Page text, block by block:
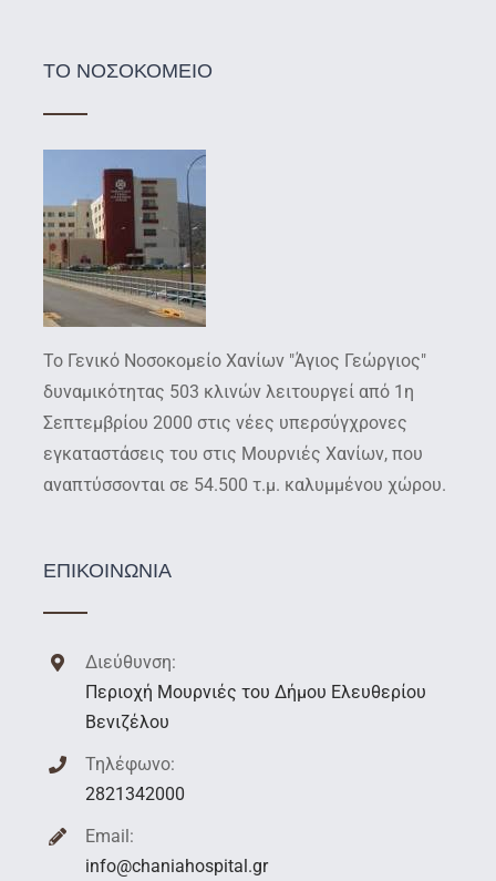
ΤΟ ΝΟΣΟΚΟΜΕΙΟ
Το Γενικό Νοσοκομείο Χανίων "Άγιος Γεώργιος"
δυναμικότητας 503 κλινών λειτουργεί από 1η
Σεπτεμβρίου 2000 στις νέες υπερσύγχρονες
εγκαταστάσεις του στις Μουρνιές Χανίων, που
αναπτύσσονται σε 54.500 τ.μ. καλυμμένου χώρου.
ΕΠΙΚΟΙΝΩΝΙΑ
Διεύθυνση:
Περιοχή Μουρνιές του Δήμου Ελευθερίου
Βενιζέλου
Τηλέφωνο:
2821342000
Email:
info@chaniahospital.gr